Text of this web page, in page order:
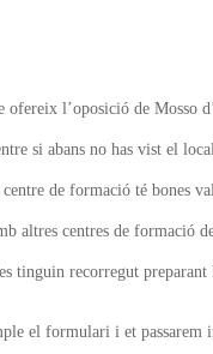
ofereix l’oposició de Mosso
si abans no has vist el
centre de formació té bones
altres centres de formació
tinguin recorregut preparant
el formulari i et passarem